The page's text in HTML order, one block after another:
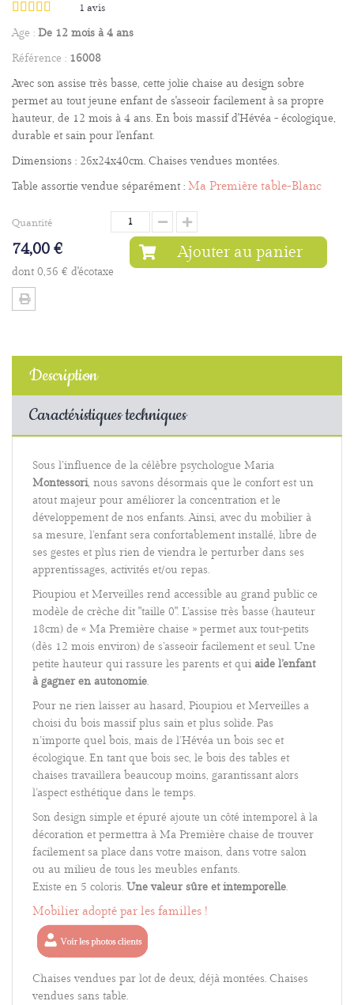
1 avis
Age : De 12 mois à 4 ans
Référence : 16008
Avec son assise très basse, cette jolie chaise au design sobre
permet au tout jeune enfant de s'asseoir facilement à sa propre
hauteur, de 12 mois à 4 ans. En bois massif d'Hévéa - écologique,
durable et sain pour l'enfant.
Dimensions : 26x24x40cm. Chaises vendues montées.
Table assortie vendue séparément : Ma Première table-Blanc
Quantité
74,00 €
dont0,56 € d'écotaxe
Ajouter au panier
Description
Caractéristiques techniques
Sous l’influence de la célèbre psychologue Maria
Montessori, nous savons désormais que le confort est un
atout majeur pour améliorer la concentration et le
développement de nos enfants. Ainsi, avec du mobilier à
sa mesure, l’enfant sera confortablement installé, libre de
ses gestes et plus rien de viendra le perturber dans ses
apprentissages, activités et/ou repas.
Pioupiou et Merveilles rend accessible au grand public ce
modèle de crèche dit "taille 0". L’assise très basse (hauteur
18cm) de « Ma Première chaise » permet aux tout-petits
(dès 12 mois environ) de s’asseoir facilement et seul. Une
petite hauteur qui rassure les parents et qui aide l’enfant
à gagner en autonomie.
Pour ne rien laisser au hasard, Pioupiou et Merveilles a
choisi du bois massif plus sain et plus solide. Pas
n’importe quel bois, mais de l’Hévéa un bois sec et
écologique. En tant que bois sec, le bois des tables et
chaises travaillera beaucoup moins, garantissant alors
l’aspect esthétique dans le temps.
Son design simple et épuré ajoute un côté intemporel à la
décoration et permettra à Ma Première chaise de trouver
facilement sa place dans votre maison, dans votre salon
ou au milieu de tous les meubles enfants.
Existe en 5 coloris. Une valeur sûre et intemporelle.
Mobilier adopté par les familles !
Chaises vendues par lot de deux, déjà montées. Chaises
vendues sans table.